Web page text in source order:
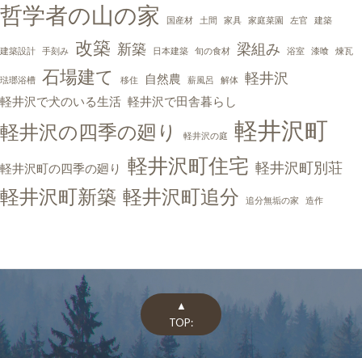
哲学者の山の家 国産材 土間 家具 家庭菜園 左官 建築
建築設計 手刻み 改築 新築 日本建築 旬の食材 梁組み 浴室 漆喰 煉瓦
琺瑯浴槽 石場建て 移住 自然農 薪風呂 解体 軽井沢
軽井沢で犬のいる生活 軽井沢で田舎暮らし
軽井沢の四季の廻り 軽井沢の庭 軽井沢町
軽井沢町の四季の廻り 軽井沢町住宅 軽井沢町別荘
軽井沢町新築 軽井沢町追分 追分無垢の家 造作
▲
TOP: